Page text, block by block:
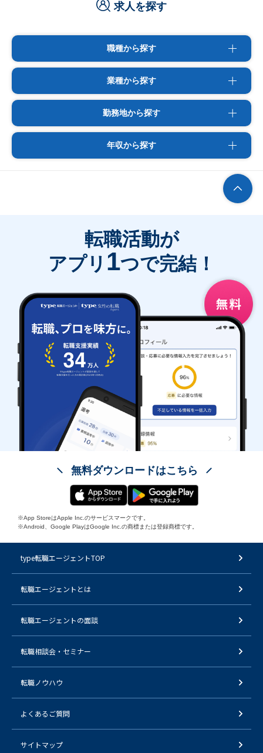
求人を探す
職種から探す
業種から探す
勤務地から探す
年収から探す
転職活動が
アプリ 1つで完結！
無料ダウンロードはこちら
※App StoreはApple Inc.のサービスマークです。
※Android、Google PlayはGoogle Inc.の商標または登録商標です。
type転職エージェントTOP
転職エージェントとは
転職エージェントの面談
転職相談会・セミナー
転職ノウハウ
よくあるご質問
サイトマップ